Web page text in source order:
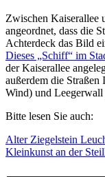
Zwischen Kaiserallee
angeordnet, dass die
Achterdeck das Bild
Dieses „Schiff“ im
der Kaiserallee
außerdem die
Wind) und Leegerwall
Bitte lesen Sie auch:
Alter Ziegelstein
Kleinkunst an der